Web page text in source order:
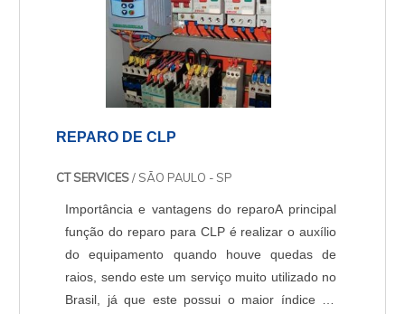
REPARO DE CLP
CT SERVICES/ SÃO PAULO - SP
Importância e vantagens do reparoA principal
função do reparo para CLP é realizar o auxílio
do equipamento quando houve quedas de
raios, sendo este um serviço muito utilizado no
Brasil, já que este possui o maior índice de